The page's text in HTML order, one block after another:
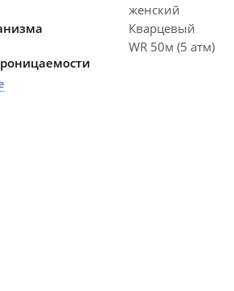
женский
Кварцевый
WR 50м (5 атм)